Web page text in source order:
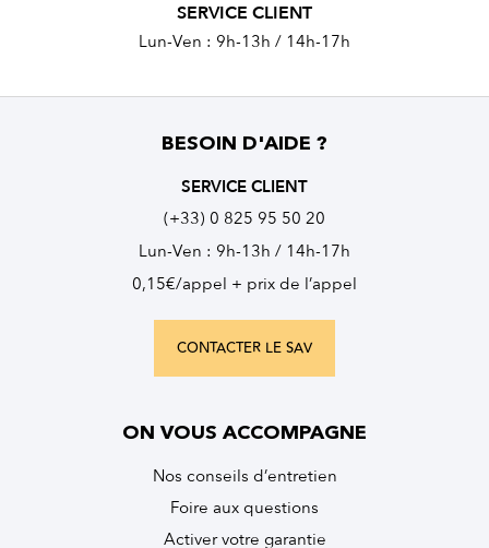
SERVICE CLIENT
Lun-Ven : 9h-13h / 14h-17h
BESOIN D'AIDE ?
SERVICE CLIENT
(+33) 0 825 95 50 20
Lun-Ven : 9h-13h / 14h-17h
0,15€/appel + prix de l’appel
CONTACTER LE SAV
ON VOUS ACCOMPAGNE
Nos conseils d’entretien
Foire aux questions
Activer votre garantie